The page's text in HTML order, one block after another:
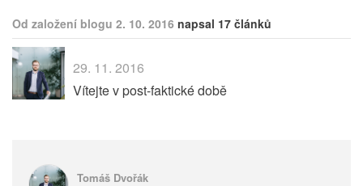
Od založení blogu 2. 10. 2016 napsal 17 článků
29. 11. 2016
Vítejte v post-faktické době
Tomáš Dvořák